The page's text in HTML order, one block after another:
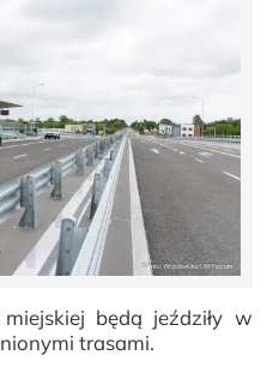
będą jeździły w
trasami.